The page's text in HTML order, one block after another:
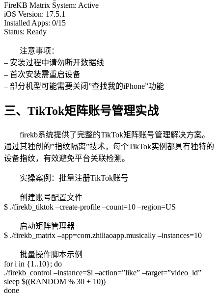
FireKB Matrix System: Active
iOS Version: 17.5.1
Installed Apps: 0/15
Status: Ready
注意事项：
– 安装过程中请勿断开数据线
– 首次安装需重启设备
– 部分机型可能需要关闭”查找我的iPhone”功能
三、TikTok矩阵账号管理实战
firekb系统提供了完整的TikTok矩阵账号管理解决方案。
通过其独创的”指纹隔离”技术，每个TikTok实例都具有独特的
设备指纹，有效避免平台关联检测。
实操案例：批量注册TikTok账号
创建账号配置文件
$ ./firekb_tiktok –create-profile –count=10 –region=US
启动矩阵管理器
$ ./firekb_matrix –app=com.zhiliaoapp.musically –instances=10
批量操作脚本示例
for i in {1..10}; do
./firekb_control –instance=$i –action=”like” –target=”video_id”
sleep $((RANDOM % 30 + 10))
done